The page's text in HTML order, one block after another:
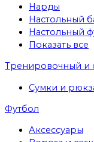
Нарды
Настольный
Настольный
Показать все
Тренировочный и
Сумки и
Футбол
Аксессуары